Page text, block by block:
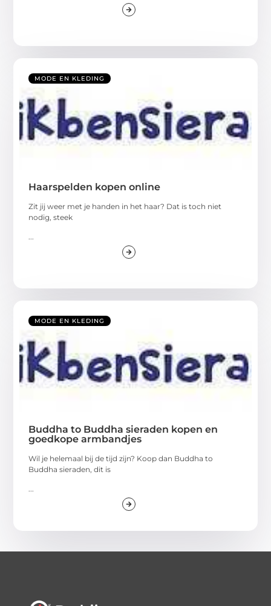
MODE EN KLEDING
Haarspelden kopen online
Zit jij weer met je handen in het haar? Dat is toch niet
nodig, steek
...
MODE EN KLEDING
Buddha to Buddha sieraden kopen en
goedkope armbandjes
Wil je helemaal bij de tijd zijn? Koop dan Buddha to
Buddha sieraden, dit is
...